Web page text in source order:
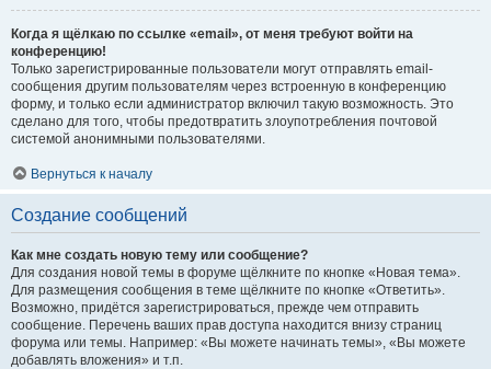
Когда я щёлкаю по ссылке «email», от меня требуют войти на
конференцию!
Только зарегистрированные пользователи могут отправлять email-
сообщения другим пользователям через встроенную в конференцию
форму, и только если администратор включил такую возможность. Это
сделано для того, чтобы предотвратить злоупотребления почтовой
системой анонимными пользователями.
Вернуться к началу
Создание сообщений
Как мне создать новую тему или сообщение?
Для создания новой темы в форуме щёлкните по кнопке «Новая тема».
Для размещения сообщения в теме щёлкните по кнопке «Ответить».
Возможно, придётся зарегистрироваться, прежде чем отправить
сообщение. Перечень ваших прав доступа находится внизу страниц
форума или темы. Например: «Вы можете начинать темы», «Вы можете
добавлять вложения» и т.п.